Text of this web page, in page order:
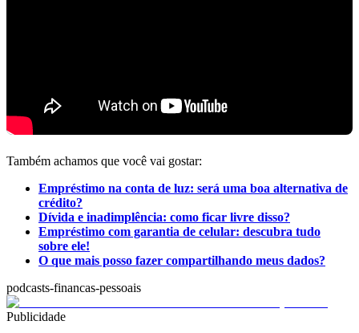
Também achamos que você vai gostar:
Empréstimo na conta de luz: será uma boa alternativa de
crédito?
Dívida e inadimplência: como ficar livre disso?
Empréstimo com garantia de celular: descubra tudo
sobre ele!
O que mais posso fazer compartilhando meus dados?
podcasts-financas-pessoais
Publicidade